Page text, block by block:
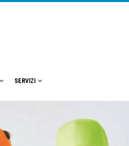
SERVIZI